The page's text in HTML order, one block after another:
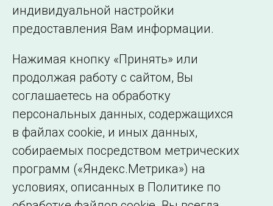
©2005–2026 АО «СО ЕЭС»
Филиалы и
представительства
образовательной
организации
индивидуальной настройки
предоставления Вам информации.
Нажимая кнопку «Принять» или
продолжая работу с сайтом, Вы
соглашаетесь на обработку
персональных данных, содержащихся
в файлах cookie, и иных данных,
собираемых посредством метрических
программ («Яндекс.Метрика») на
условиях, описанных в Политике по